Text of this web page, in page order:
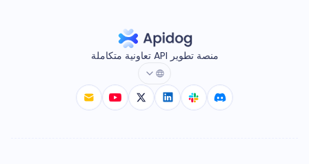
منصة تطوير API تعاونية متكاملة